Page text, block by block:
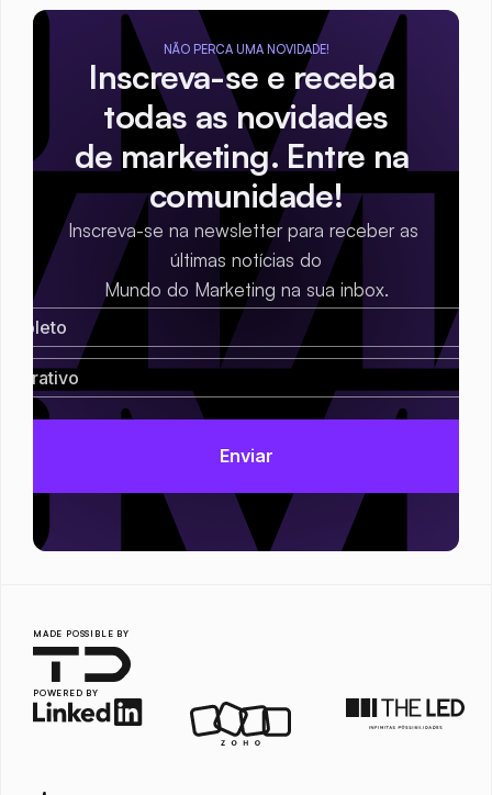
NÃO PERCA UMA NOVIDADE!
Inscreva-se e receba
todas as novidades
de marketing. Entre na
comunidade!
Inscreva-se na newsletter para receber as
últimas notícias do
Mundo do Marketing na sua inbox.
MADE POSSIBLE BY
POWERED BY